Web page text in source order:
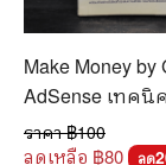
Make Money by
AdSense เทคนิ
ความรวยด้วยเว็บ
ราคา ฿100
ลดเหลือ ฿80 ลด